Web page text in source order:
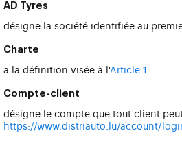
AD Tyres
désigne la société identifiée au
Charte
a la définition visée à l'Article 1
Compte-client
désigne le compte que tout client
https://www.distriauto.lu/account/